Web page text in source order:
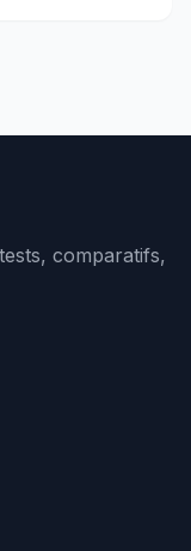
comparatifs,